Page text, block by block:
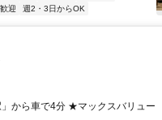
迎 週2・3日からOK
から車で4分 ★マックスバリュー